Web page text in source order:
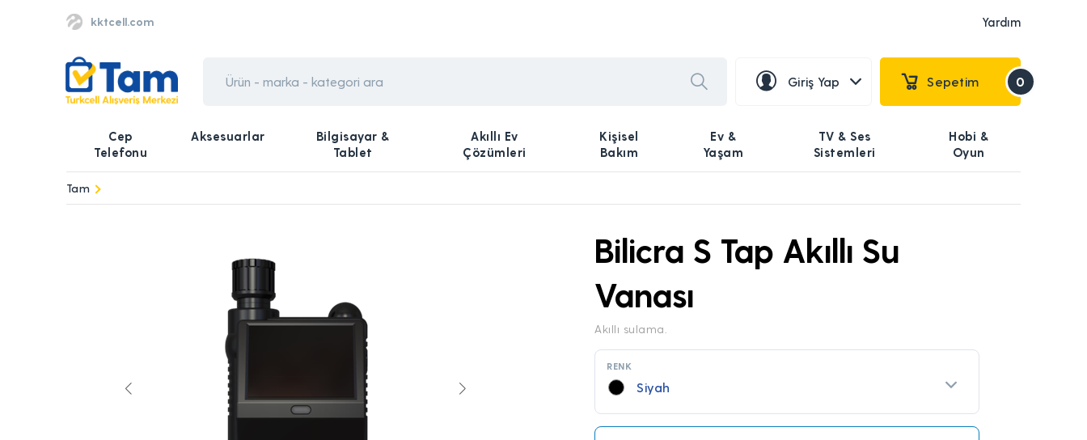
kktcell.com Yardım
Giriş Yap Sepetim 0
Cep
Telefonu
Aksesuarlar
Bilgisayar &
Tablet
Akıllı Ev
Çözümleri
Kişisel
Bakım
Ev &
Yaşam
TV & Ses
Sistemleri
Hobi &
Oyun
Tam
Bilicra S Tap Akıllı Su
Vanası
Akıllı sulama.
RENK
Siyah